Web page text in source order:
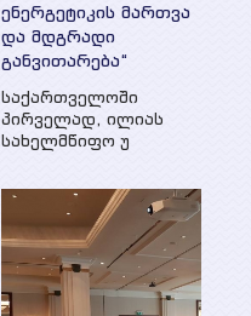
ენერგეტიკის მართვა
და მდგრადი
განვითარება“
საქართველოში
პირველად, ილიას
სახელმწიფო უ